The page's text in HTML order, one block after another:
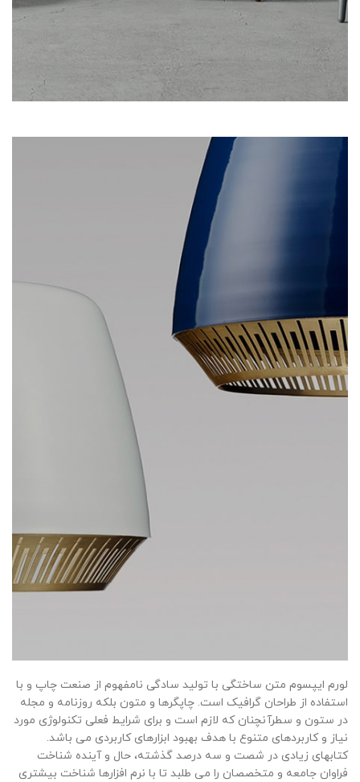
لورم ایپسوم متن ساختگی با تولید سادگی نامفهوم از صنعت چاپ و با
استفاده از طراحان گرافیک است. چاپگرها و متون بلکه روزنامه و مجله
در ستون و سطرآنچنان که لازم است و برای شرایط فعلی تکنولوژی مورد
نیاز و کاربردهای متنوع با هدف بهبود ابزارهای کاربردی می باشد.
کتابهای زیادی در شصت و سه درصد گذشته، حال و آینده شناخت
فراوان جامعه و متخصصان را می طلبد تا با نرم افزارها شناخت بیشتری